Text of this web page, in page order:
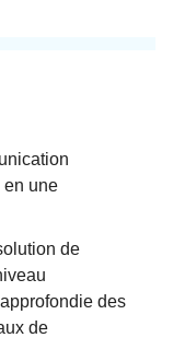
en une
de
des
de